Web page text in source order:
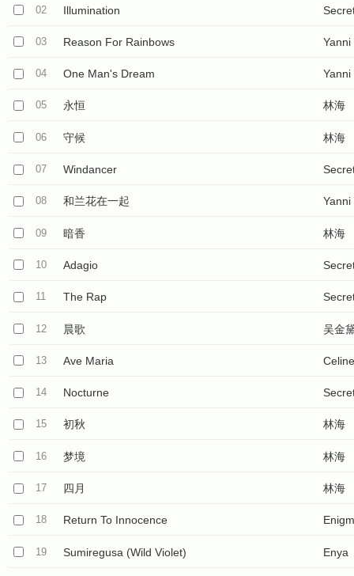
02 Illumination
03 Reason For Rainbows Yanni
04 One Man's Dream Yanni
05 永恒 林海
06 守候 林海
07 Windancer
08 和兰花在一起 Yanni
09 暗香 林海
10 Adagio
11 The Rap
12 晨歌 吴金
13 Ave Maria
14 Nocturne
15 初秋 林海
16 梦境 林海
17 四月 林海
18 Return To Innocence
19 Sumiregusa (Wild Violet) Enya